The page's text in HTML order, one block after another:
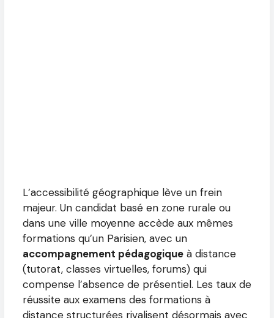
L’accessibilité géographique lève un frein
majeur. Un candidat basé en zone rurale ou
dans une ville moyenne accède aux mêmes
formations qu’un Parisien, avec un
accompagnement pédagogique à distance
(tutorat, classes virtuelles, forums) qui
compense l’absence de présentiel. Les taux de
réussite aux examens des formations à
distance structurées rivalisent désormais avec